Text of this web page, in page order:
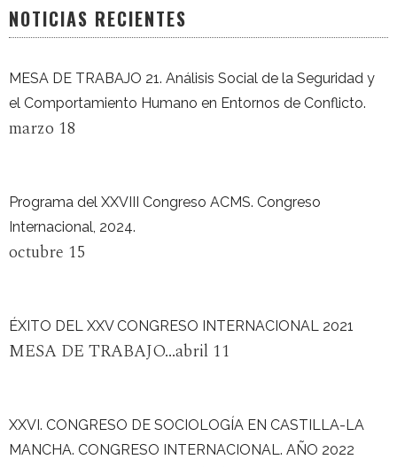
NOTICIAS RECIENTES
MESA DE TRABAJO 21. Análisis Social de la Seguridad y
el Comportamiento Humano en Entornos de Conflicto.
marzo 18
Programa del XXVIII Congreso ACMS. Congreso
Internacional, 2024.
octubre 15
ÉXITO DEL XXV CONGRESO INTERNACIONAL 2021
MESA DE TRABAJO...abril 11
XXVI. CONGRESO DE SOCIOLOGÍA EN CASTILLA-LA
MANCHA. CONGRESO INTERNACIONAL. AÑO 2022